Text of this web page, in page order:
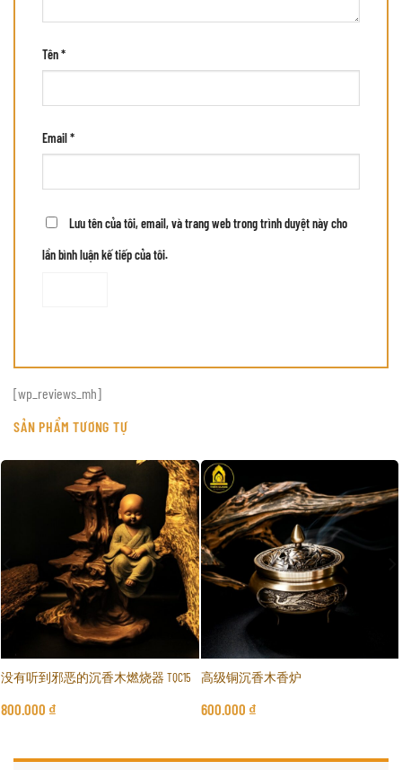
Tên*
Email*
Lưu tên của tôi, email, và trang web trong trình duyệt này cho
lần bình luận kế tiếp của tôi.
[wp_reviews_mh]
SẢN PHẨM TƯƠNG TỰ
没有听到邪恶的沉香木燃烧器 TQC15
800.000 ₫
高级铜沉香木香炉
600.000 ₫